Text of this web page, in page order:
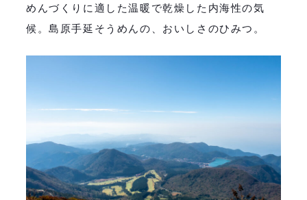
めんづくりに適した温暖で乾燥した内海性の気
候。島原手延そうめんの、おいしさのひみつ。